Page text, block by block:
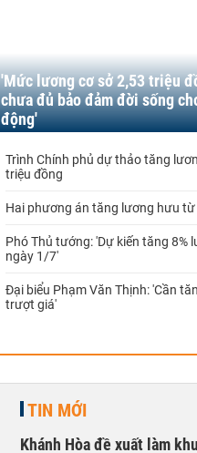
'Mức lương cơ sở 2,53 triệu
chưa đủ bảo đảm đời sống
động'
Trình Chính phủ dự thảo tăng
triệu đồng
Hai phương án tăng lương hưu
Phó Thủ tướng: 'Dự kiến tăng 8%
ngày 1/7'
Đại biểu Phạm Văn Thịnh: 'Cần
trượt giá'
TIN MỚI
Khánh Hòa đề xuất làm